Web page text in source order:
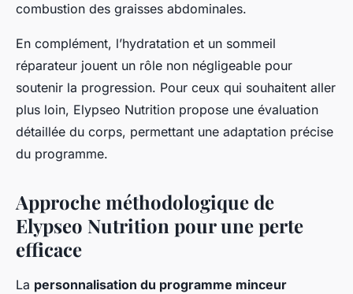
combustion des graisses abdominales.
En complément, l’hydratation et un sommeil
réparateur jouent un rôle non négligeable pour
soutenir la progression. Pour ceux qui souhaitent aller
plus loin, Elypseo Nutrition propose une évaluation
détaillée du corps, permettant une adaptation précise
du programme.
Approche méthodologique de
Elypseo Nutrition pour une perte
efficace
La personnalisation du programme minceur